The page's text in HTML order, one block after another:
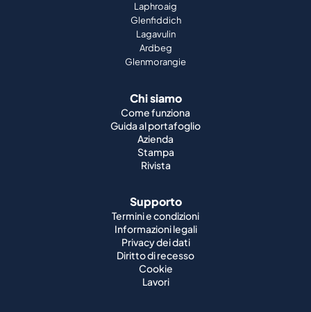
Laphroaig
Glenfiddich
Lagavulin
Ardbeg
Glenmorangie
Chi siamo
Come funziona
Guida al portafoglio
Azienda
Stampa
Rivista
Supporto
Termini e condizioni
Informazioni legali
Privacy dei dati
Diritto di recesso
Cookie
Lavori